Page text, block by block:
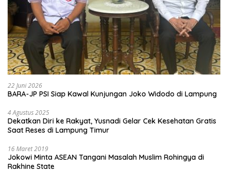
22 Juni 2026
BARA-JP PSI Siap Kawal Kunjungan Joko Widodo di Lampung
4 Agustus 2025
Dekatkan Diri ke Rakyat, Yusnadi Gelar Cek Kesehatan Gratis
Saat Reses di Lampung Timur
16 Maret 2019
Jokowi Minta ASEAN Tangani Masalah Muslim Rohingya di
Rakhine State